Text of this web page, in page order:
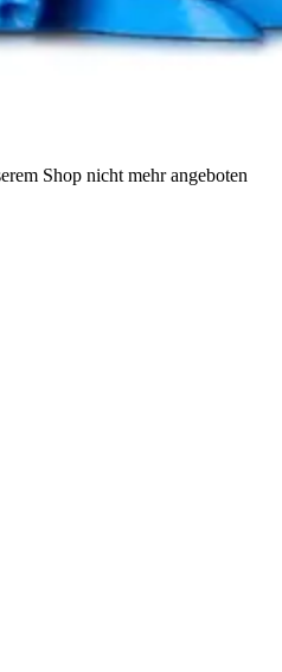
Shop nicht mehr angeboten